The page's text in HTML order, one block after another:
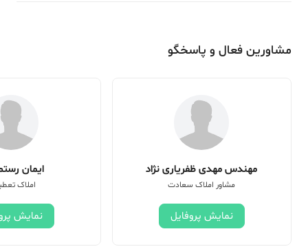
مشاورین فعال و پاسخگو
مهندس مهدی ظفریاری نژاد
مشاور املاک سعادت
نمایش پروفایل
ایمان
املاک
نمایش